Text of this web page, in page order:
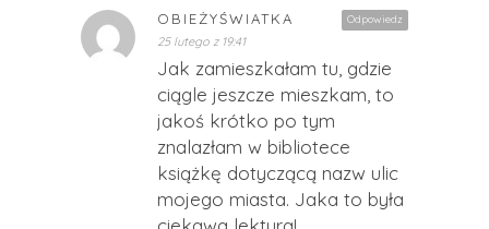
Odpowiedz
OBIEŻYŚWIATKA
25 lutego z 19:41
Jak zamieszkałam tu, gdzie
ciągle jeszcze mieszkam, to
jakoś krótko po tym
znalazłam w bibliotece
książkę dotyczącą nazw ulic
mojego miasta. Jaka to była